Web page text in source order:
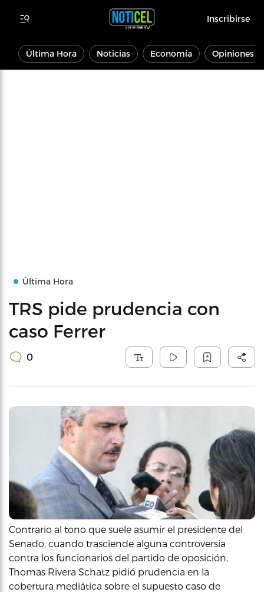
Inscribirse
Última Hora Noticias Economía Opiniones
Última Hora
TRS pide prudencia con
caso Ferrer
0
Contrario al tono que suele asumir el presidente del
Senado, cuando trasciende alguna controversia
contra los funcionarios del partido de oposición,
Thomas Rivera Schatz pidió prudencia en la
cobertura mediática sobre el supuesto caso de